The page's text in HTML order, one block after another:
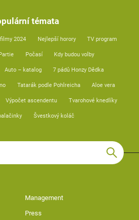
témata
2024 Nejlepší horory TV program
Partie Počasí Kdy budou volby
Auto – katalog 7 pádů Honzy Dědka
Tatarák podle Pohlreicha Aloe vera
Výpočet ascendentu Tvarohové knedlíky
Švestkový koláč
Management
Press